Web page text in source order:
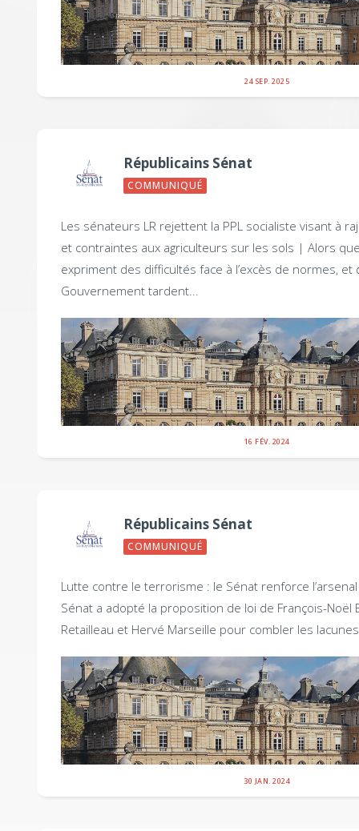
24 SEP. 2025
Républicains Sénat
COMMUNIQUÉ
Les sénateurs LR rejettent la PPL socialiste visant à
et contraintes aux agriculteurs sur les sols | Alors
expriment des difficultés face à l’excès de normes,
Gouvernement tardent...
16 FÉV. 2024
Républicains Sénat
COMMUNIQUÉ
Lutte contre le terrorisme : le Sénat renforce
Sénat a adopté la proposition de loi de François-Noël
Retailleau et Hervé Marseille pour combler les
30 JAN. 2024